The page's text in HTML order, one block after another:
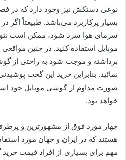
نوعی دستکش نیز وجود دارد که در
بسیار پرکاربرد می‌باشد. طبیعتاً
سرمای هوا سرد شود، ممکن است
موبایل استفاده کنید. در چنین
برداشته و موجب شود به راحتی از
نمائید. بنابراین خرید این گجت
صورت مداوم از گوشی موبایل خود
خواهد بود.
چهار مورد فوق از مشهورترین و
هستند که در ایران و جهان مورد
مهم برای بسیاری از افراد قیمت